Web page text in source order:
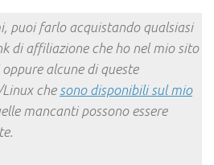
puoi farlo acquistando qualsiasi
di affiliazione che ho nel mio sito
oppure alcune di queste
che sono disponibili sul mio
mancanti possono essere